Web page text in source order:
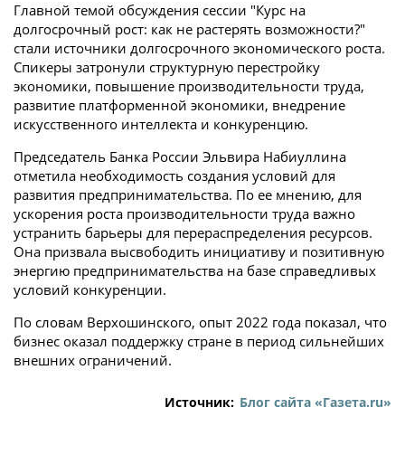
Главной темой обсуждения сессии "Курс на
долгосрочный рост: как не растерять возможности?"
стали источники долгосрочного экономического роста.
Спикеры затронули структурную перестройку
экономики, повышение производительности труда,
развитие платформенной экономики, внедрение
искусственного интеллекта и конкуренцию.
Председатель Банка России Эльвира Набиуллина
отметила необходимость создания условий для
развития предпринимательства. По ее мнению, для
ускорения роста производительности труда важно
устранить барьеры для перераспределения ресурсов.
Она призвала высвободить инициативу и позитивную
энергию предпринимательства на базе справедливых
условий конкуренции.
По словам Верхошинского, опыт 2022 года показал, что
бизнес оказал поддержку стране в период сильнейших
внешних ограничений.
Источник: Блог сайта «Газета.ru»